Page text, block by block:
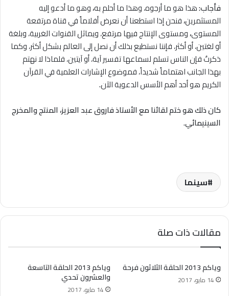
فأجاب:هذا هو ما أرجوه، وهذا ما أحلم به،وهو ما أدعو إليه
المستثمرين،فنحن إذا استطعنا أن نعرض أفلاماً في قناة مرتفعة
المستوى،ومستوى الإنتاج فيها مرتفع، ويماثل القنوات الغربية، وبلغة
أو لغتين، أو أكثر، فإننا نستطيع بذلك أن نصل إلى العالم بشكل أكثر، وكما
ذكرتُ فإن الناس تسلم لسماعها تفسير آية، أو آيتين، فلماذا ﻻ نهتم
بهذا الجانب اهتماماً شديداً، فموضوع الإشارات العلمية في القرآن
الكريم هو أحد أهم الأسس الدعوية الآن.
كان ذلك هو ختم لقائنا مع الأستاذ فاروق عبد العزيز، المنتج والمخرج
السينيمائي.
سينما
مقالات ذات صلة
وياكم 2013 الحلقة الثلاثون فرحة
14 مايو، 2017
وياكم 2013 الحلقة التاسعة
والعشرون تحدي
14 مايو، 2017